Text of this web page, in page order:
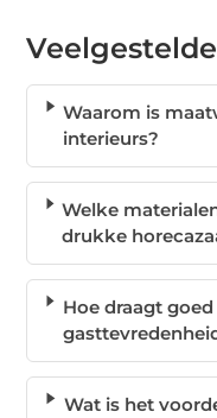
Waarom is
interieurs?
Welke
drukke
Hoe draagt
Wat is het